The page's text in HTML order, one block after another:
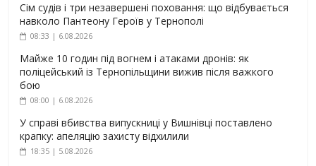
Сім судів і три незавершені поховання: що відбувається
навколо Пантеону Героїв у Тернополі
08:33 | 6.08.2026
Майже 10 годин під вогнем і атаками дронів: як
поліцейський із Тернопільщини вижив після важкого
бою
08:00 | 6.08.2026
У справі вбивства випускниці у Вишнівці поставлено
крапку: апеляцію захисту відхилили
18:35 | 5.08.2026